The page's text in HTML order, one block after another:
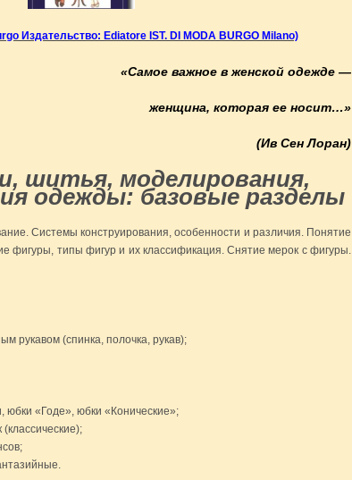
Издательство: Ediatore IST. DI MODA BURGO Milano)
«Самое важное в женской одежде —
женщина, которая ее носит…»
(Ив Сен Лоран)
шитья, моделирования,
одежды: базовые разделы
Системы конструирования, особенности и различия. Понятие
фигуры, типы фигур и их классификация. Снятие мерок с фигуры.
рукавом (спинка, полочка, рукав);
юбки «Годе», юбки «Конические»;